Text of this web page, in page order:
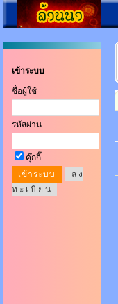
เข้าระบบ
ชื่อผู้ใช้
รหัสผ่าน
คุ๊กกี๊
ล ง
ท ะ เ บี ย น